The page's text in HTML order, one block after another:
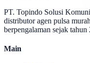
PT. Topindo Solusi
distributor agen pulsa
berpengalaman sejak tahun
Main